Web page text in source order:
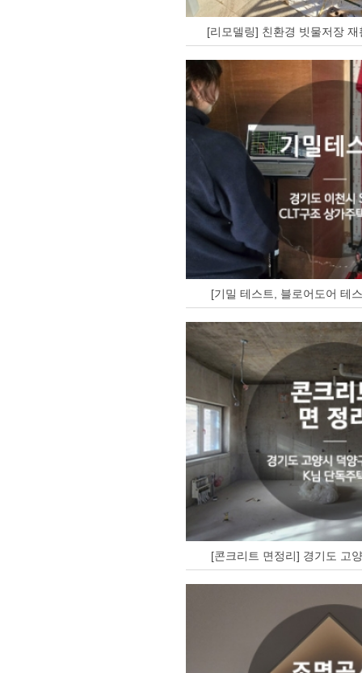
[리모델링] 친환경 빗물저장
[기밀 테스트, 블로어도어 테
[콘크리트 면정리] 경기도 고